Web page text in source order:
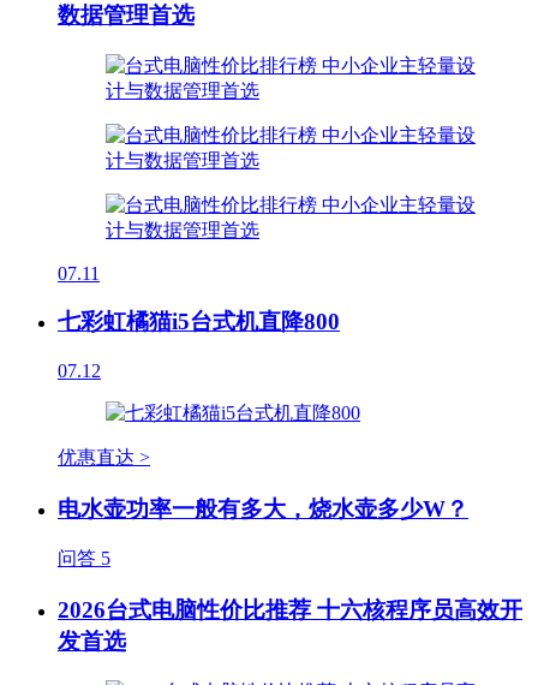
数据管理首选
07.11
七彩虹橘猫i5台式机直降800
07.12
优惠直达 >
电水壶功率一般有多大，烧水壶多少W？
问答 5
2026台式电脑性价比推荐 十六核程序员高效开
发首选